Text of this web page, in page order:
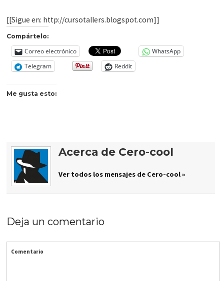
[[Sigue en: http://cursotallers.blogspot.com]]
Compártelo:
Correo electrónico
WhatsApp
Telegram
Reddit
Me gusta esto:
Acerca de Cero-cool
Ver todos los mensajes de Cero-cool »
Deja un comentario
Comentario